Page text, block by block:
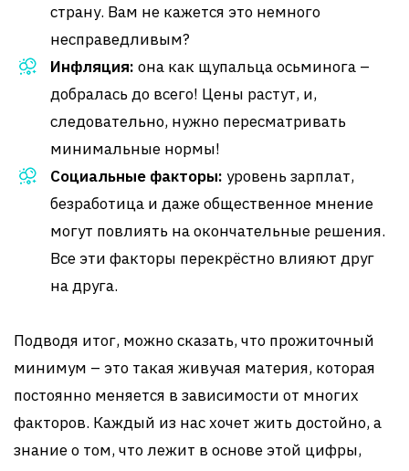
страну. Вам не кажется это немного
несправедливым?
Инфляция: она как щупальца осьминога –
добралась до всего! Цены растут, и,
следовательно, нужно пересматривать
минимальные нормы!
Социальные факторы: уровень зарплат,
безработица и даже общественное мнение
могут повлиять на окончательные решения.
Все эти факторы перекрёстно влияют друг
на друга.
Подводя итог, можно сказать, что прожиточный
минимум – это такая живучая материя, которая
постоянно меняется в зависимости от многих
факторов. Каждый из нас хочет жить достойно, а
знание о том, что лежит в основе этой цифры,